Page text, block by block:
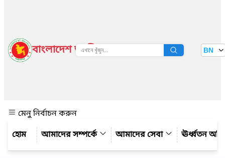
বাংলাদেশ জাতীয় তথ্য বাতায়ন BN
মেনু নির্বাচন করুন
আমাদের সম্পর্কে
আমাদের সেবা ঊর্ধ্বতন